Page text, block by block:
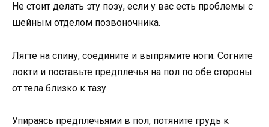
Не стоит делать эту позу, если у вас есть проблемы с
шейным отделом позвоночника.
Лягте на спину, соедините и выпрямите ноги. Согните
локти и поставьте предплечья на пол по обе стороны
от тела близко к тазу.
Упираясь предплечьями в пол, потяните грудь к